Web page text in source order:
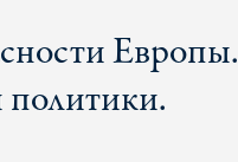
Европы.